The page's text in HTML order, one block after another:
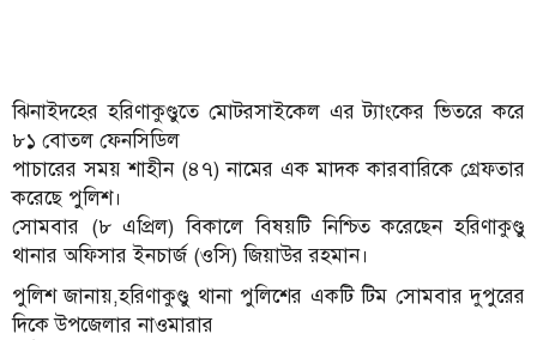
ঝিনাইদহের হরিণাকুণ্ডুতে মোটরসাইকেল এর ট্যাংকের ভিতরে করে
৮১ বোতল ফেনসিডিল
পাচারের সময় শাহীন (৪৭) নামের এক মাদক কারবারিকে গ্রেফতার
করেছে পুলিশ।
সোমবার (৮ এপ্রিল) বিকালে বিষয়টি নিশ্চিত করেছেন হরিণাকুণ্ডু
থানার অফিসার ইনচার্জ (ওসি) জিয়াউর রহমান।
পুলিশ জানায়,হরিণাকুণ্ডু থানা পুলিশের একটি টিম সোমবার দুপুরের
দিকে উপজেলার নাওমারার